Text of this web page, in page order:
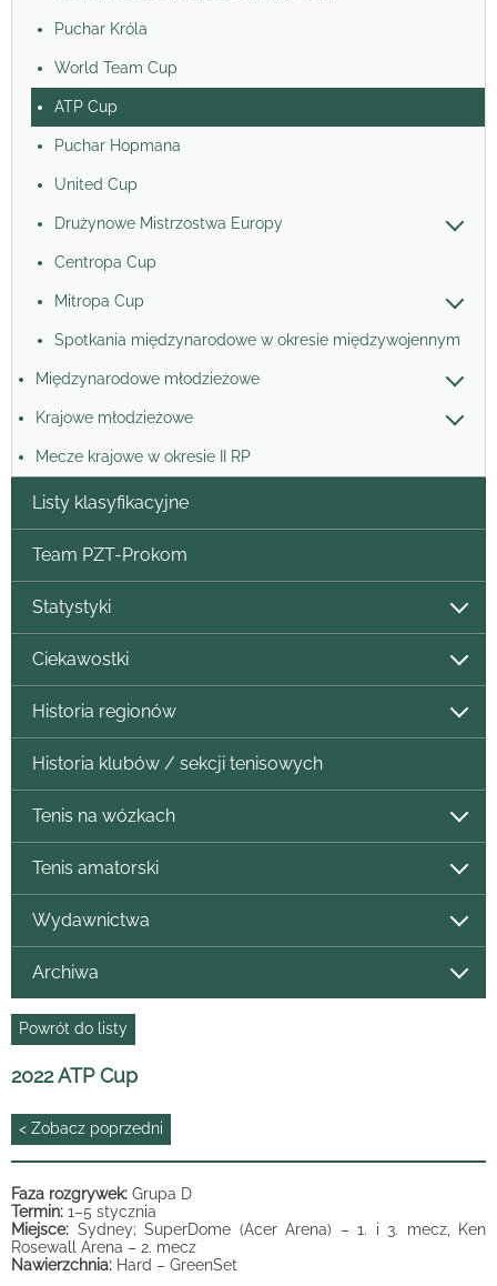
Puchar Króla
World Team Cup
ATP Cup
Puchar Hopmana
United Cup
Drużynowe Mistrzostwa Europy
Centropa Cup
Mitropa Cup
Spotkania międzynarodowe w okresie międzywojennym
Międzynarodowe młodzieżowe
Krajowe młodzieżowe
Mecze krajowe w okresie II RP
Listy klasyfikacyjne
Team PZT-Prokom
Statystyki
Ciekawostki
Historia regionów
Historia klubów / sekcji tenisowych
Tenis na wózkach
Tenis amatorski
Wydawnictwa
Archiwa
Powrót do listy
2022 ATP Cup
< Zobacz poprzedni
Faza rozgrywek: Grupa D
Termin: 1–5 stycznia
Miejsce: Sydney; SuperDome (Acer Arena) – 1. i 3. mecz, Ken
Rosewall Arena – 2. mecz
Nawierzchnia: Hard – GreenSet